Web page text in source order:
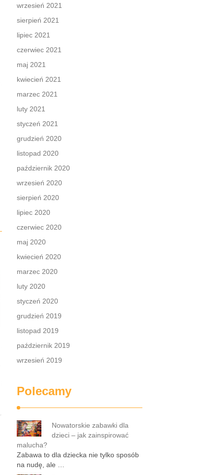
wrzesień 2021
sierpień 2021
lipiec 2021
czerwiec 2021
maj 2021
kwiecień 2021
marzec 2021
luty 2021
styczeń 2021
grudzień 2020
listopad 2020
październik 2020
wrzesień 2020
sierpień 2020
lipiec 2020
czerwiec 2020
maj 2020
kwiecień 2020
marzec 2020
luty 2020
styczeń 2020
grudzień 2019
listopad 2019
październik 2019
wrzesień 2019
Polecamy
Nowatorskie zabawki dla
dzieci – jak zainspirować
malucha?
Zabawa to dla dziecka nie tylko sposób
na nudę, ale …